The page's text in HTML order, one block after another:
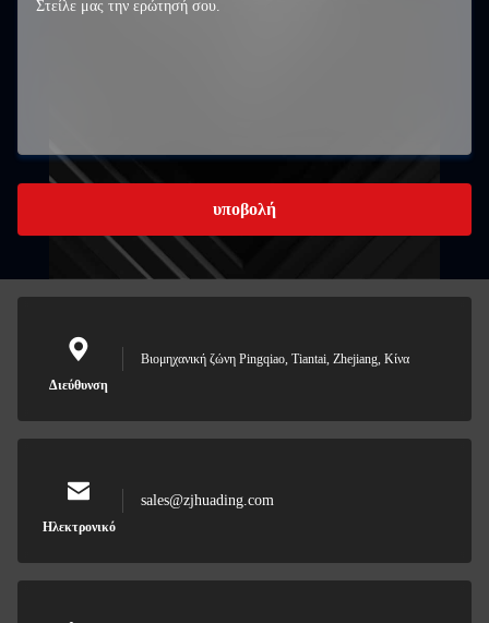
υποβολή
Διεύθυνση
Βιομηχανική ζώνη Pingqiao, Tiantai, Zhejiang, Κίνα
Ηλεκτρονικό
sales@zjhuading.com